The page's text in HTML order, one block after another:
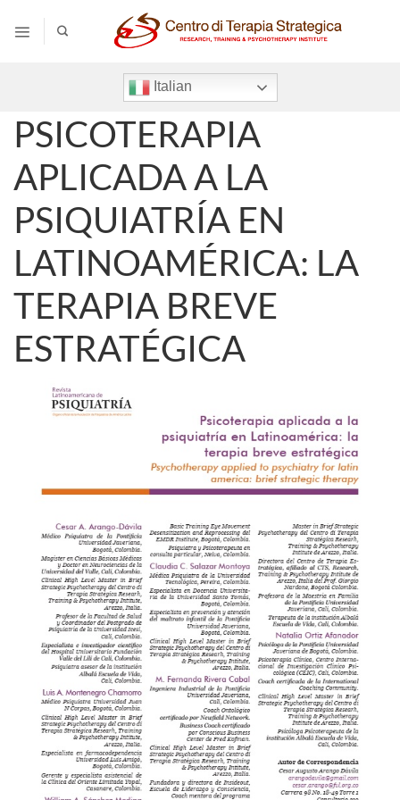
contenuti
Italian
PSICOTERAPIA
APLICADA A LA
PSIQUIATRÍA EN
LATINOAMÉRICA: LA
TERAPIA BREVE
ESTRATÉGICA